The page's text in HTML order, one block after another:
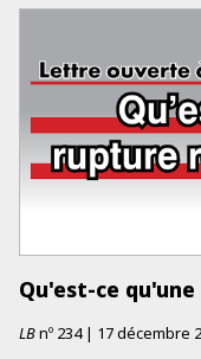
Qu'est-ce
LBnº 234 | 17 décembre